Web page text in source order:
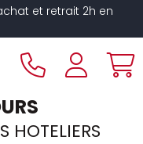
et retrait 2h en
HOTELIERS